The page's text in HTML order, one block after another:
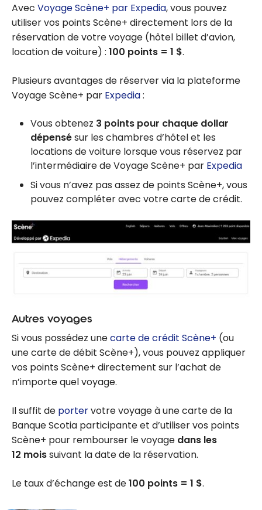
Avec Voyage Scène+ par Expedia, vous pouvez
utiliser vos points Scène+ directement lors de la
réservation de votre voyage (hôtel billet d’avion,
location de voiture) : 100 points = 1 $.
Plusieurs avantages de réserver via la plateforme
Voyage Scène+ par Expedia:
Vous obtenez 3 points pour chaque dollar
dépensésur les chambres d’hôtel et les
locations de voiture lorsque vous réservez par
l’intermédiaire de Voyage Scène+ par Expedia
Si vous n’avez pas assez de points Scène+, vous
pouvez compléter avec votre carte de crédit.
Autres voyages
Si vous possédez unecarte de crédit Scène+ (ou
une carte de débit Scène+), vous pouvez appliquer
vos points Scène+ directement sur l’achat de
n’importe quel voyage.
Il suffit de portervotre voyage à une carte de la
Banque Scotia participante et d’utiliser vos points
Scène+ pour rembourser le voyage dans les
12 moissuivant la date de la réservation.
Le taux d’échange est de100 points = 1 $.